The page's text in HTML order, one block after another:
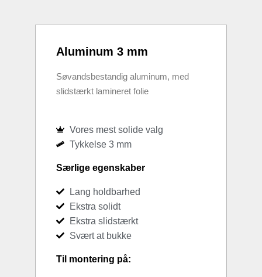
Aluminum 3 mm
Søvandsbestandig aluminum, med
slidstærkt lamineret folie
Vores mest solide valg
Tykkelse 3 mm
Særlige egenskaber
Lang holdbarhed
Ekstra solidt
Ekstra slidstærkt
Svært at bukke
Til montering på: